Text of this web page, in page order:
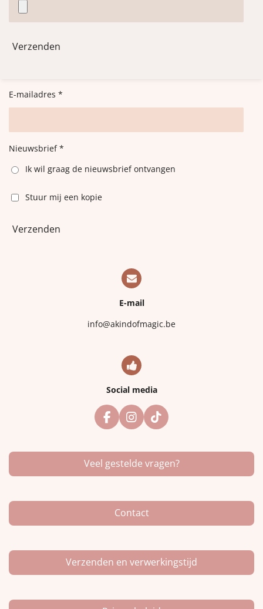
Verzenden
E-mailadres *
Nieuwsbrief *
Ik wil graag de nieuwsbrief ontvangen
Stuur mij een kopie
Verzenden
E-mail
info@akindofmagic.be
Social media
F
a
e
b
o
k
I
n
t
a
g
a
m
T
i
T
o
k
Veel gestelde vragen?
Contact
Verzenden en verwerkingstijd